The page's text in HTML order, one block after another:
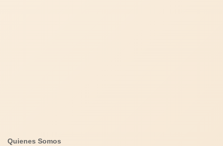
Quienes Somos